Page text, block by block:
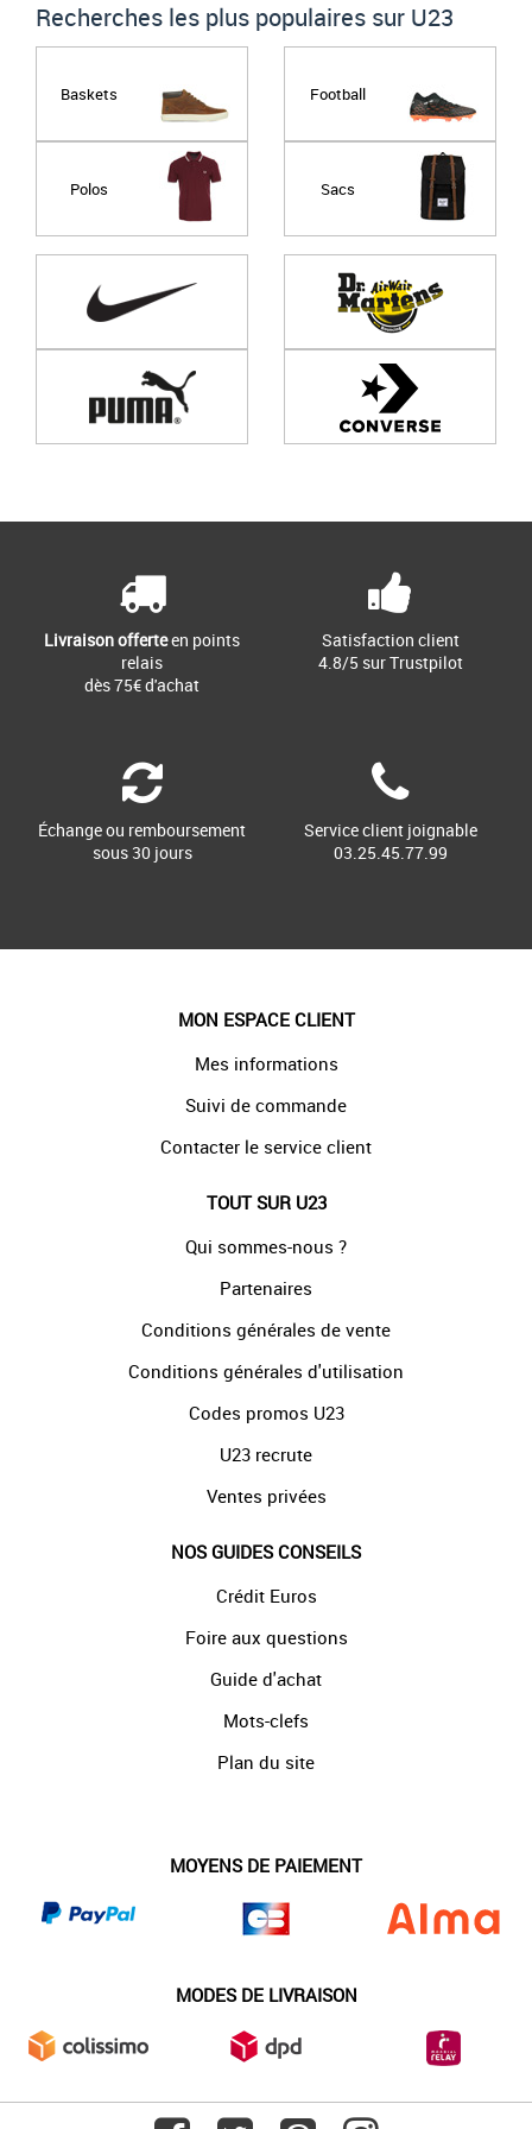
Recherches les plus populaires sur U23
Baskets Football
Polos Sacs
Livraison offerteen points
relais
dès 75€ d'achat
Satisfaction client
4.8/5 sur Trustpilot
Échange ou remboursement
sous 30 jours
Service client joignable
03.25.45.77.99
MON ESPACE CLIENT
Mes informations
Suivi de commande
Contacter le service client
TOUT SUR U23
Qui sommes-nous ?
Partenaires
Conditions générales de vente
Conditions générales d'utilisation
Codes promos U23
U23 recrute
Ventes privées
NOS GUIDES CONSEILS
Crédit Euros
Foire aux questions
Guide d'achat
Mots-clefs
Plan du site
MOYENS DE PAIEMENT
MODES DE LIVRAISON